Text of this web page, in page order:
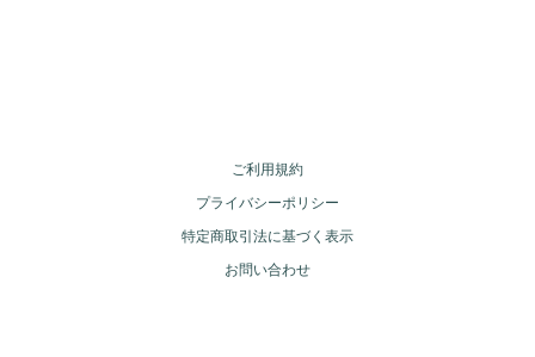
ご利用規約
プライバシーポリシー
特定商取引法に基づく表示
お問い合わせ